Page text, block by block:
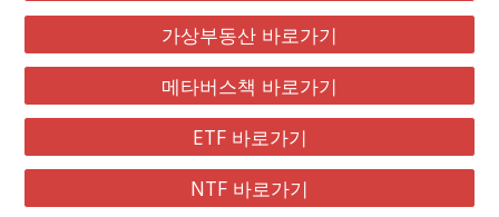
가상부동산 바로가기
메타버스책 바로가기
ETF 바로가기
NTF 바로가기